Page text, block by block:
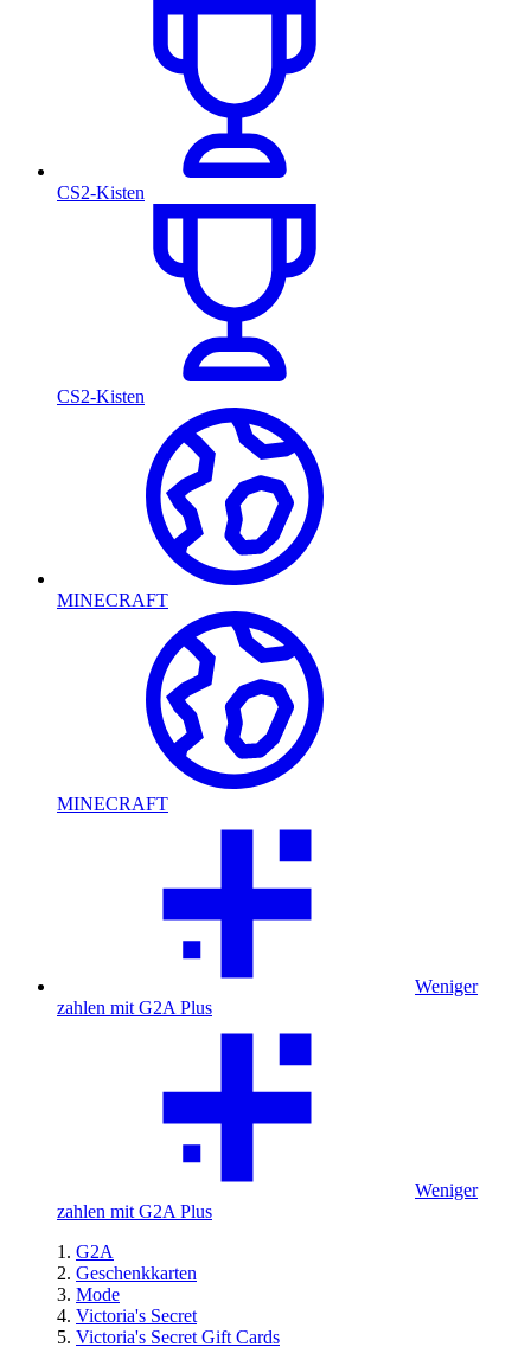
CS2-Kisten
CS2-Kisten
MINECRAFT
MINECRAFT
Weniger
zahlen mit G2A Plus
Weniger
zahlen mit G2A Plus
G2A
Geschenkkarten
Mode
Victoria's Secret
Victoria's Secret Gift Cards